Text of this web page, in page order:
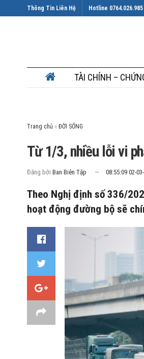
Thông Tin Liên Hệ Hotline 0764.026.985
TÀI CHÍNH –
Trang chủ »
Từ 1/3, nhiều lỗi vi
Đăng bởi Ban Biên Tập 08:55:09 02-
Theo Nghị định số 336/
hoạt động đường bộ sẽ